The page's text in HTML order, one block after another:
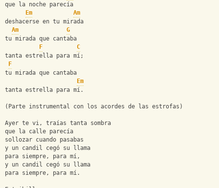
que la noche parecía
Em
Am
deshacerse en tu mirada
Am
G
tu mirada que cantaba
F
C
tanta estrella para mí;
F
tu mirada que cantaba
Em
tanta estrella para mí.
(Parte instrumental con los acordes de las estrofas)
Ayer te vi, traías tanta sombra
que la calle parecía
sollozar cuando pasabas
y un candil cegó su llama
para siempre, para mí,
y un candil cegó su llama
para siempre, para mí.